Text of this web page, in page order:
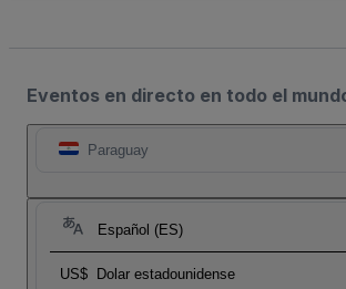
Eventos en directo en todo el
Paraguay
Español (ES)
US$ Dolar estadounidense